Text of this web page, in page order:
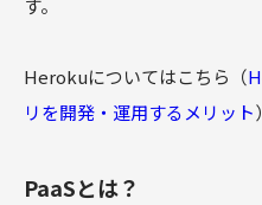
す。
Herokuについてはこちら（
リを開発・運用するメリット
PaaSとは？